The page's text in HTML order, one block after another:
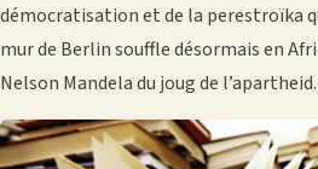
démocratisation et de la perestroïka
mur de Berlin souffle désormais en
Nelson Man­dela du joug de l’apartheid.